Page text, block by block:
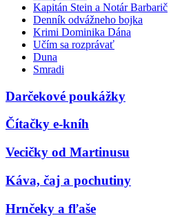
Kapitán Stein a Notár Barbarič
Denník odvážneho bojka
Krimi Dominika Dána
Učím sa rozprávať
Duna
Smradi
Darčekové poukážky
Čítačky e-kníh
Vecičky od Martinusu
Káva, čaj a pochutiny
Hrnčeky a fľaše